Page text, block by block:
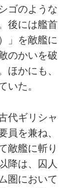
ゴのような
後には艦首
」を敵艦に
のかいを破
ほかにも、
いた。
代ギリシャ
員を兼ね、
敵艦に斬り
降は、囚人
圏において